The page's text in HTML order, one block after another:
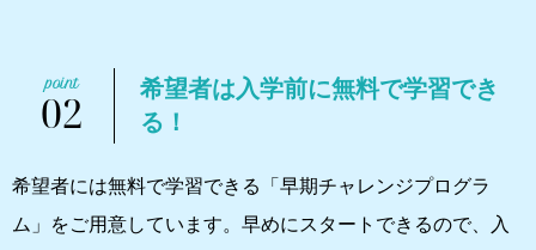
02
希望者は入学前に無料で学習でき
る！
希望者には無料で学習できる「早期チャレンジプログラ
ム」をご用意しています。早めにスタートできるので、入